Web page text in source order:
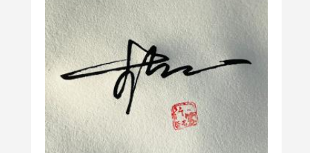
个人的独特
魅力和个性
特点。它可
以突出个人
姓名的重要
性，让名字
更加生动和
有趣，同时
酣畅淋漓的
视觉美感而
得名。对于
有些特殊名
字有强烈的
整体性特
效。